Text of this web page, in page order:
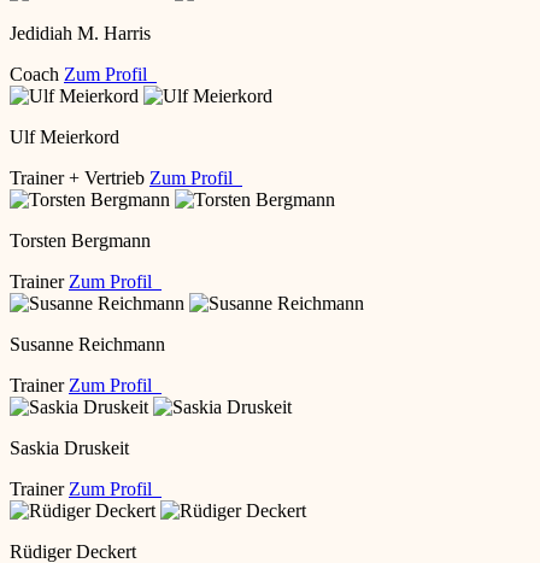
Jedidiah M. Harris
Coach Zum Profil
Ulf Meierkord
Trainer + Vertrieb Zum Profil
Torsten Bergmann
Trainer Zum Profil
Susanne Reichmann
Trainer Zum Profil
Saskia Druskeit
Trainer Zum Profil
Rüdiger Deckert